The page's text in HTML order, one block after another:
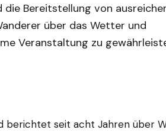
Bereitstellung von
über das Wetter und
Veranstaltung zu
berichtet seit acht Jahren über